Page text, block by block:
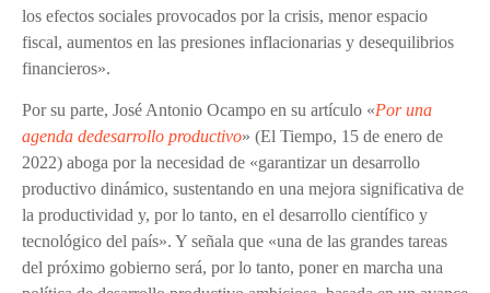
los efectos sociales provocados por la crisis, menor espacio
fiscal, aumentos en las presiones inflacionarias y desequilibrios
financieros».
Por su parte, José Antonio Ocampo en su artículo «Por una
agenda dedesarrollo productivo» (El Tiempo, 15 de enero de
2022) aboga por la necesidad de «garantizar un desarrollo
productivo dinámico, sustentando en una mejora significativa de
la productividad y, por lo tanto, en el desarrollo científico y
tecnológico del país». Y señala que «una de las grandes tareas
del próximo gobierno será, por lo tanto, poner en marcha una